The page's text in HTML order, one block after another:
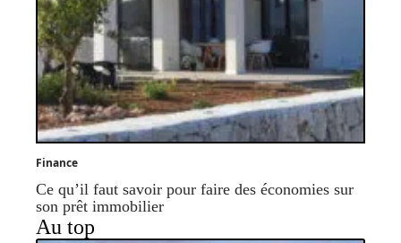
Finance
Ce qu’il faut savoir pour faire des économies sur
son prêt immobilier
Au top